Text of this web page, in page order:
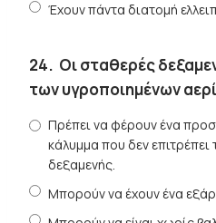
Έχουν πάντα διατομή
24. Οι σταθερές
των υγροποιημένων
Πρέπει να φέρουν ένα
κάλυμμα που δεν
δεξαμενής.
Μπορούν να έχουν ένα